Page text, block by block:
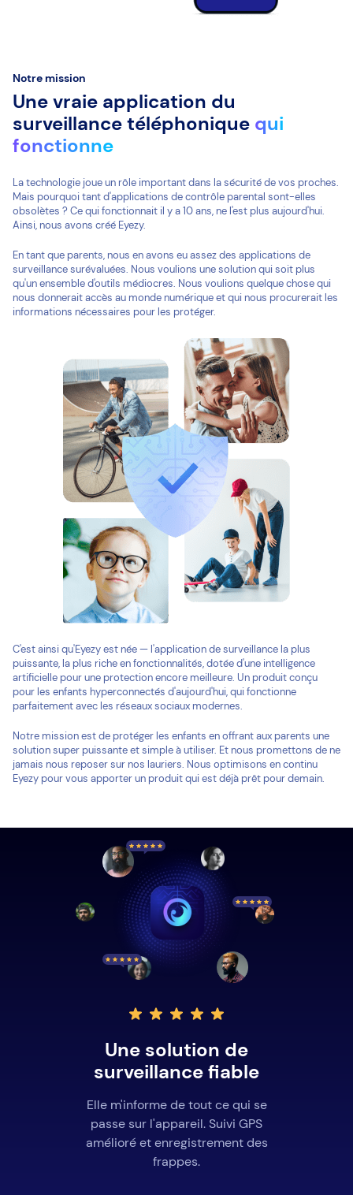
Notre mission
Une vraie application du
surveillance téléphonique qui
fonctionne
La technologie joue un rôle important dans la sécurité de vos proches.
Mais pourquoi tant d'applications de contrôle parental sont-elles
obsolètes ? Ce qui fonctionnait il y a 10 ans, ne l'est plus aujourd'hui.
Ainsi, nous avons créé Eyezy.
En tant que parents, nous en avons eu assez des applications de
surveillance surévaluées. Nous voulions une solution qui soit plus
qu'un ensemble d'outils médiocres. Nous voulions quelque chose qui
nous donnerait accès au monde numérique et qui nous procurerait les
informations nécessaires pour les protéger.
C'est ainsi qu'Eyezy est née — l'application de surveillance la plus
puissante, la plus riche en fonctionnalités, dotée d'une intelligence
artificielle pour une protection encore meilleure. Un produit conçu
pour les enfants hyperconnectés d'aujourd'hui, qui fonctionne
parfaitement avec les réseaux sociaux modernes.
Notre mission est de protéger les enfants en offrant aux parents une
solution super puissante et simple à utiliser. Et nous promettons de ne
jamais nous reposer sur nos lauriers. Nous optimisons en continu
Eyezy pour vous apporter un produit qui est déjà prêt pour demain.
Une solution de
surveillance fiable
Elle m'informe de tout ce qui se
passe sur l'appareil. Suivi GPS
amélioré et enregistrement des
frappes.